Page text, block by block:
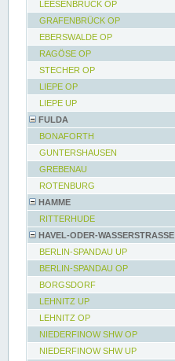
LEESENBRÜCK OP
GRAFENBRÜCK OP
EBERSWALDE OP
RAGÖSE OP
STECHER OP
LIEPE OP
LIEPE UP
FULDA
BONAFORTH
GUNTERSHAUSEN
GREBENAU
ROTENBURG
HAMME
RITTERHUDE
HAVEL-ODER-WASSERSTRASSE
BERLIN-SPANDAU UP
BERLIN-SPANDAU OP
BORGSDORF
LEHNITZ UP
LEHNITZ OP
NIEDERFINOW SHW OP
NIEDERFINOW SHW UP